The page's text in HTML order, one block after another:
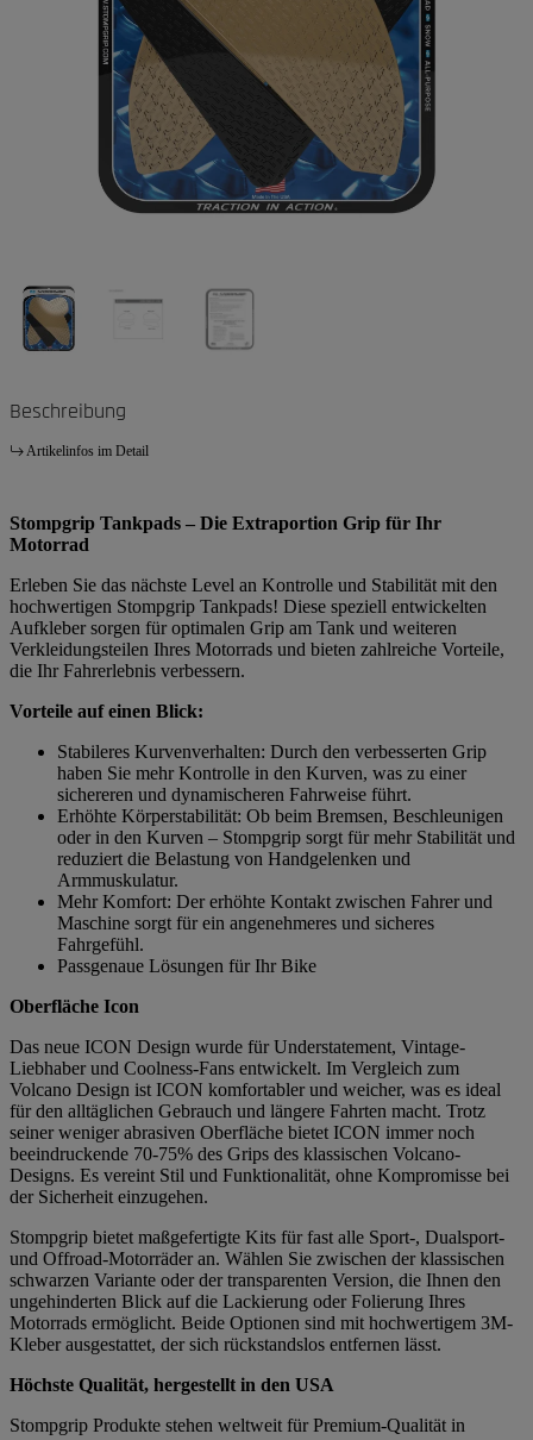
Beschreibung
Artikelinfos im Detail
Stompgrip Tankpads – Die Extraportion Grip für Ihr
Motorrad
Erleben Sie das nächste Level an Kontrolle und Stabilität mit den
hochwertigen Stompgrip Tankpads! Diese speziell entwickelten
Aufkleber sorgen für optimalen Grip am Tank und weiteren
Verkleidungsteilen Ihres Motorrads und bieten zahlreiche Vorteile,
die Ihr Fahrerlebnis verbessern.
Vorteile auf einen Blick:
Stabileres Kurvenverhalten: Durch den verbesserten Grip
haben Sie mehr Kontrolle in den Kurven, was zu einer
sichereren und dynamischeren Fahrweise führt.
Erhöhte Körperstabilität: Ob beim Bremsen, Beschleunigen
oder in den Kurven – Stompgrip sorgt für mehr Stabilität und
reduziert die Belastung von Handgelenken und
Armmuskulatur.
Mehr Komfort: Der erhöhte Kontakt zwischen Fahrer und
Maschine sorgt für ein angenehmeres und sicheres
Fahrgefühl.
Passgenaue Lösungen für Ihr Bike
Oberfläche Icon
Das neue ICON Design wurde für Understatement, Vintage-
Liebhaber und Coolness-Fans entwickelt. Im Vergleich zum
Volcano Design ist ICON komfortabler und weicher, was es ideal
für den alltäglichen Gebrauch und längere Fahrten macht. Trotz
seiner weniger abrasiven Oberfläche bietet ICON immer noch
beeindruckende 70-75% des Grips des klassischen Volcano-
Designs. Es vereint Stil und Funktionalität, ohne Kompromisse bei
der Sicherheit einzugehen.
Stompgrip bietet maßgefertigte Kits für fast alle Sport-, Dualsport-
und Offroad-Motorräder an. Wählen Sie zwischen der klassischen
schwarzen Variante oder der transparenten Version, die Ihnen den
ungehinderten Blick auf die Lackierung oder Folierung Ihres
Motorrads ermöglicht. Beide Optionen sind mit hochwertigem 3M-
Kleber ausgestattet, der sich rückstandslos entfernen lässt.
Höchste Qualität, hergestellt in den USA
Stompgrip Produkte stehen weltweit für Premium-Qualität in